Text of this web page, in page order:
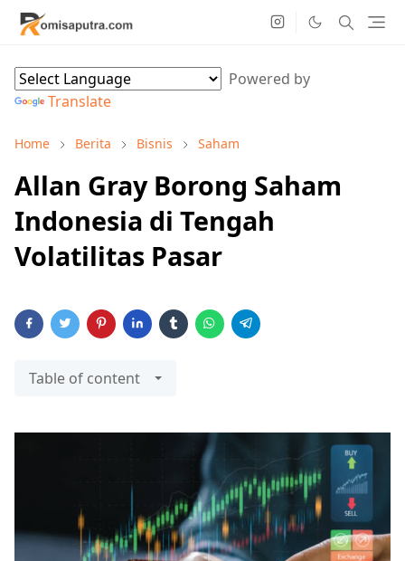
Powered by
Translate
Home Berita Bisnis Saham
Allan Gray Borong Saham
Indonesia di Tengah
Volatilitas Pasar
Table of content